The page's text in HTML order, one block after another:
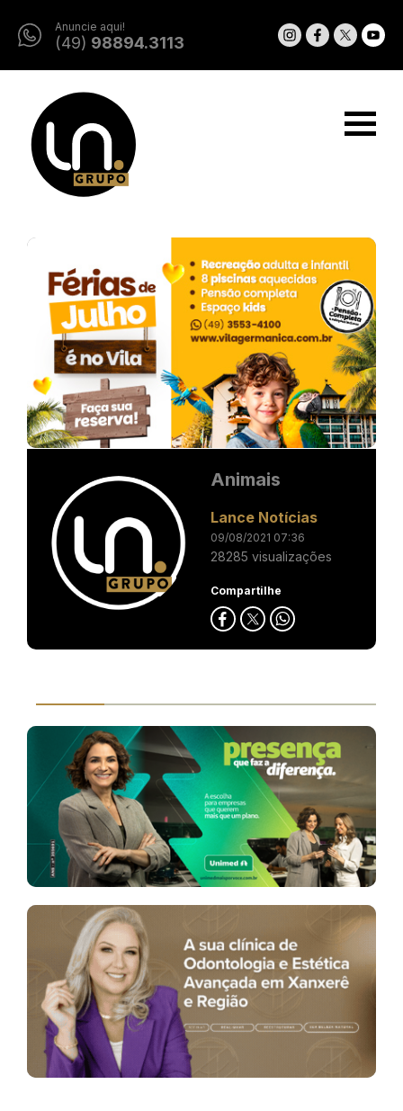
Anuncie aqui!
(49) 98894.3113
Animais
Lance Notícias
09/08/2021 07:36
28285 visualizações
Compartilhe